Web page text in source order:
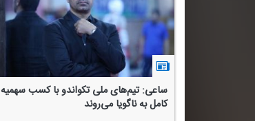
ساعی: تیم‌های ملی تكواندو با كسب سهمیه
كامل به ناگویا می‌روند